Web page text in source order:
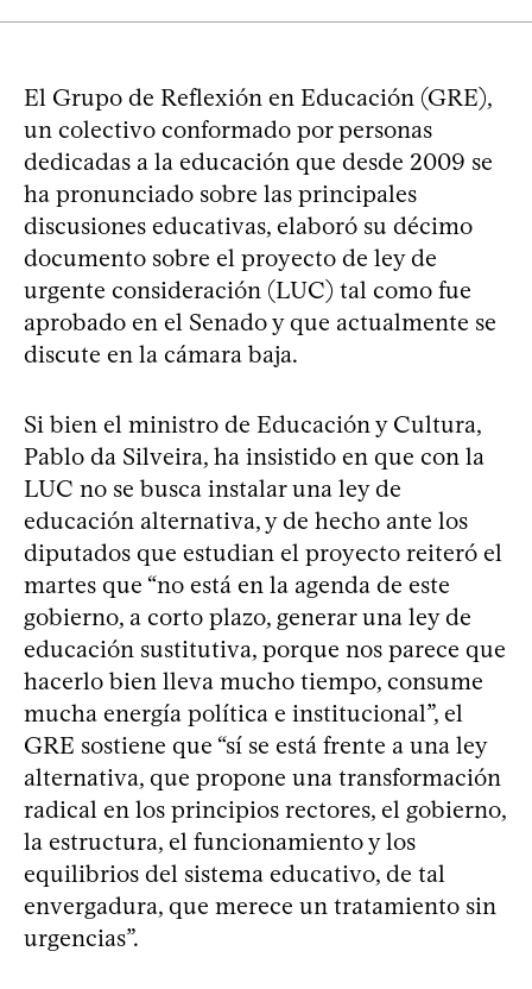
El Grupo de Reflexión en Educación (GRE),
un colectivo conformado por personas
dedicadas a la educación que desde 2009 se
ha pronunciado sobre las principales
discusiones educativas, elaboró su décimo
documento sobre el proyecto de ley de
urgente consideración (LUC) tal como fue
aprobado en el Senado y que actualmente se
discute en la cámara baja.
Si bien el ministro de Educación y Cultura,
Pablo da Silveira, ha insistido en que con la
LUC no se busca instalar una ley de
educación alternativa, y de hecho ante los
diputados que estudian el proyecto reiteró el
martes que “no está en la agenda de este
gobierno, a corto plazo, generar una ley de
educación sustitutiva, porque nos parece que
hacerlo bien lleva mucho tiempo, consume
mucha energía política e institucional”, el
GRE sostiene que “sí se está frente a una ley
alternativa, que propone una transformación
radical en los principios rectores, el gobierno,
la estructura, el funcionamiento y los
equilibrios del sistema educativo, de tal
envergadura, que merece un tratamiento sin
urgencias”.